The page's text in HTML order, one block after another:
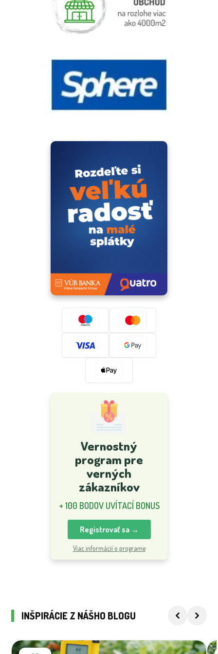
Vernostný
program pre
verných
zákazníkov
+ 100 BODOV UVÍTACÍ BONUS
Registrovať sa →
Viac informácií o programe
INŠPIRÁCIE Z NÁŠHO BLOGU